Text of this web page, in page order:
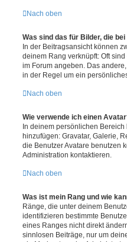
Nach oben
Was sind das für Bilder, die
In der Beitragsansicht können
deinem Rang verknüpft: Oft
im Forum angeben. Das
in der Regel um ein
Nach oben
Wie verwende ich einen
In deinem persönlichen Bereich
hinzufügen: Gravatar, Galerie,
die Benutzer Avatare benutzen
Administration kontaktieren.
Nach oben
Was ist mein Rang und wie
Ränge, die unter deinem
identifizieren bestimmte
eines Ranges nicht direkt
sinnlosen Beiträge, nur um